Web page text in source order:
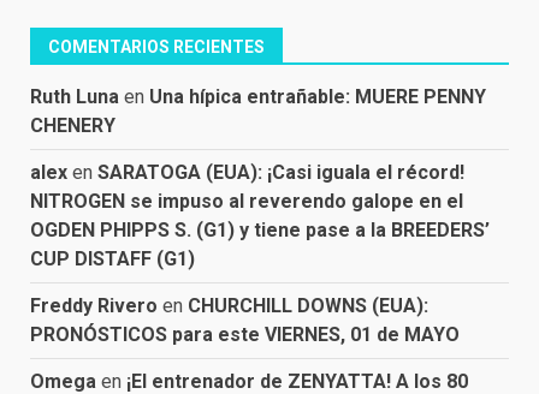
COMENTARIOS RECIENTES
Ruth Luna en Una hípica entrañable: MUERE PENNY
CHENERY
alex en SARATOGA (EUA): ¡Casi iguala el récord!
NITROGEN se impuso al reverendo galope en el
OGDEN PHIPPS S. (G1) y tiene pase a la BREEDERS’
CUP DISTAFF (G1)
Freddy Rivero en CHURCHILL DOWNS (EUA):
PRONÓSTICOS para este VIERNES, 01 de MAYO
Omega en ¡El entrenador de ZENYATTA! A los 80